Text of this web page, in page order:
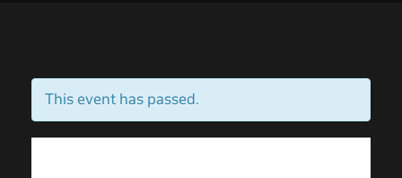
This event has passed.